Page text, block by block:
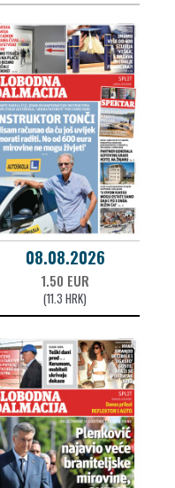
08.08.2026
1.50 EUR
(11.3 HRK)